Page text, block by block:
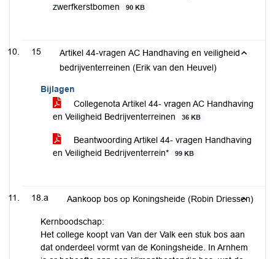
zwerfkerstbomen
90 KB
15
Artikel 44-vragen AC Handhaving en veiligheid
bedrijventerreinen (Erik van den Heuvel)
Bijlagen
Collegenota Artikel 44- vragen AC Handhaving
en Veiligheid Bedrijventerreinen
36 KB
Beantwoording Artikel 44- vragen Handhaving
en Veiligheid Bedrijventerrein*
99 KB
18.a Aankoop bos op Koningsheide (Robin Driessen)
Kernboodschap:
Het college koopt van Van der Valk een stuk bos aan
dat onderdeel vormt van de Koningsheide. In Arnhem